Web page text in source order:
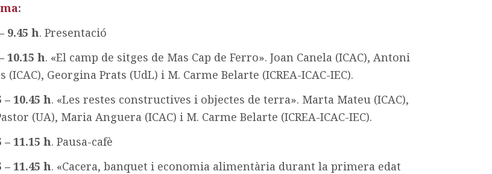
:
9.45 h. Presentació
10.15 h. «El camp de sitges de Mas Cap de Ferro». Joan Canela (ICAC), Antoni
(ICAC), Georgina Prats (UdL) i M. Carme Belarte (ICREA-ICAC-IEC).
10.45 h. «Les restes constructives i objectes de terra». Marta Mateu (ICAC),
(UA), Maria Anguera (ICAC) i M. Carme Belarte (ICREA-ICAC-IEC).
11.15 h. Pausa-cafè
11.45 h. «Cacera, banquet i economia alimentària durant la primera edat